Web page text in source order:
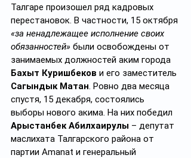
Талгаре произошел ряд кадровых
перестановок. В частности, 15 октября
«за ненадлежащее исполнение своих
обязанностей» были освобождены от
занимаемых должностей аким города
Бахыт Куришбеков и его заместитель
Сагындык Матан. Ровно два месяца
спустя, 15 декабря, состоялись
выборы нового акима. На них победил
Арыстанбек Абилхаирулы – депутат
маслихата Талгарского района от
партии Amanat и генеральный